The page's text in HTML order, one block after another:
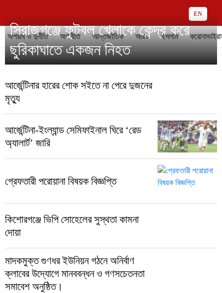
EN
অপরাধ ও দুর্নীতি অর্থনীতি আন্তর্জাতিক আরও ইসলাম
সিরাজগঞ্জে ফুটবল খেলাকে কেন্দ্র করে
ছুরিকাঘাতে একজন নিহত
আর্জেন্টিনার হারের শোক সইতে না পেরে দুজনের
মৃত্যু
আর্জেন্টিনা-ইংল্যান্ড সেমিফাইনাল ঘিরে ‘রেড
অ্যালার্ট’ জারি
গ্রেফতারী পরোয়ানা বিষয়ক বিজ্ঞপ্তি
কিশোরগঞ্জে ভিপি সোহেলের সুস্থতা কামনা
দোয়া
মাদকমুক্ত গুণধর ইউনিয়ন গঠনে অনির্বাণ
ক্লাবের উদ্যোগে মানববন্ধন ও গণসচেতনতা
সমাবেশ অনুষ্ঠিত।